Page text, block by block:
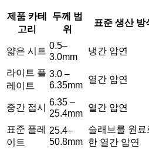
제품 카테
고리
두께 범
위
표준 생산 방
얇은 시트 0.5–
3.0mm
냉간 압연
라이트 플
레이트
3.0 –
6.35mm
열간 압연
중간 접시
6.35 –
25.4mm
열간 압연
표준 플레
이트
25.4–
50.8mm
슬래브를 원료
한 열간 압연